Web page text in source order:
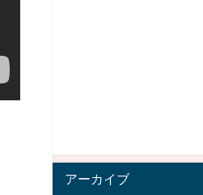
アーカイブ